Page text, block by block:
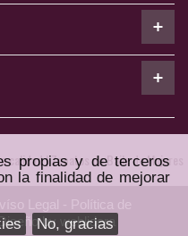
propias y de terceros
la finalidad de mejorar
No, gracias
calidad|Zapatos de Baile de Mujeres
Legal - Política de
by weblidera